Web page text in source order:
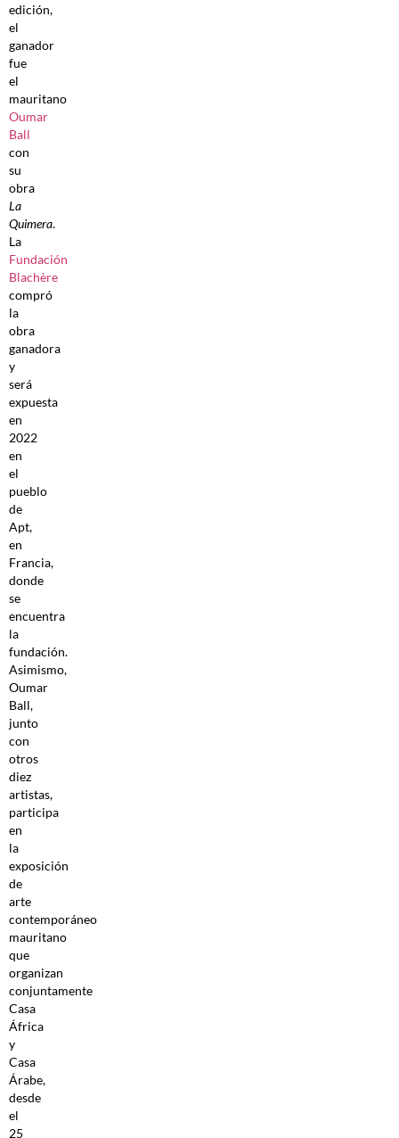
edición,
el
ganador
fue
el
mauritano
Oumar
Ball
con
su
obra
La
Quimera.
La
Fundación
Blachère
compró
la
obra
ganadora
y
será
expuesta
en
2022
en
el
pueblo
de
Apt,
en
Francia,
donde
se
encuentra
la
fundación.
Asimismo,
Oumar
Ball,
junto
con
otros
diez
artistas,
participa
en
la
exposición
de
arte
contemporáneo
mauritano
que
organizan
conjuntamente
Casa
África
y
Casa
Árabe,
desde
el
25